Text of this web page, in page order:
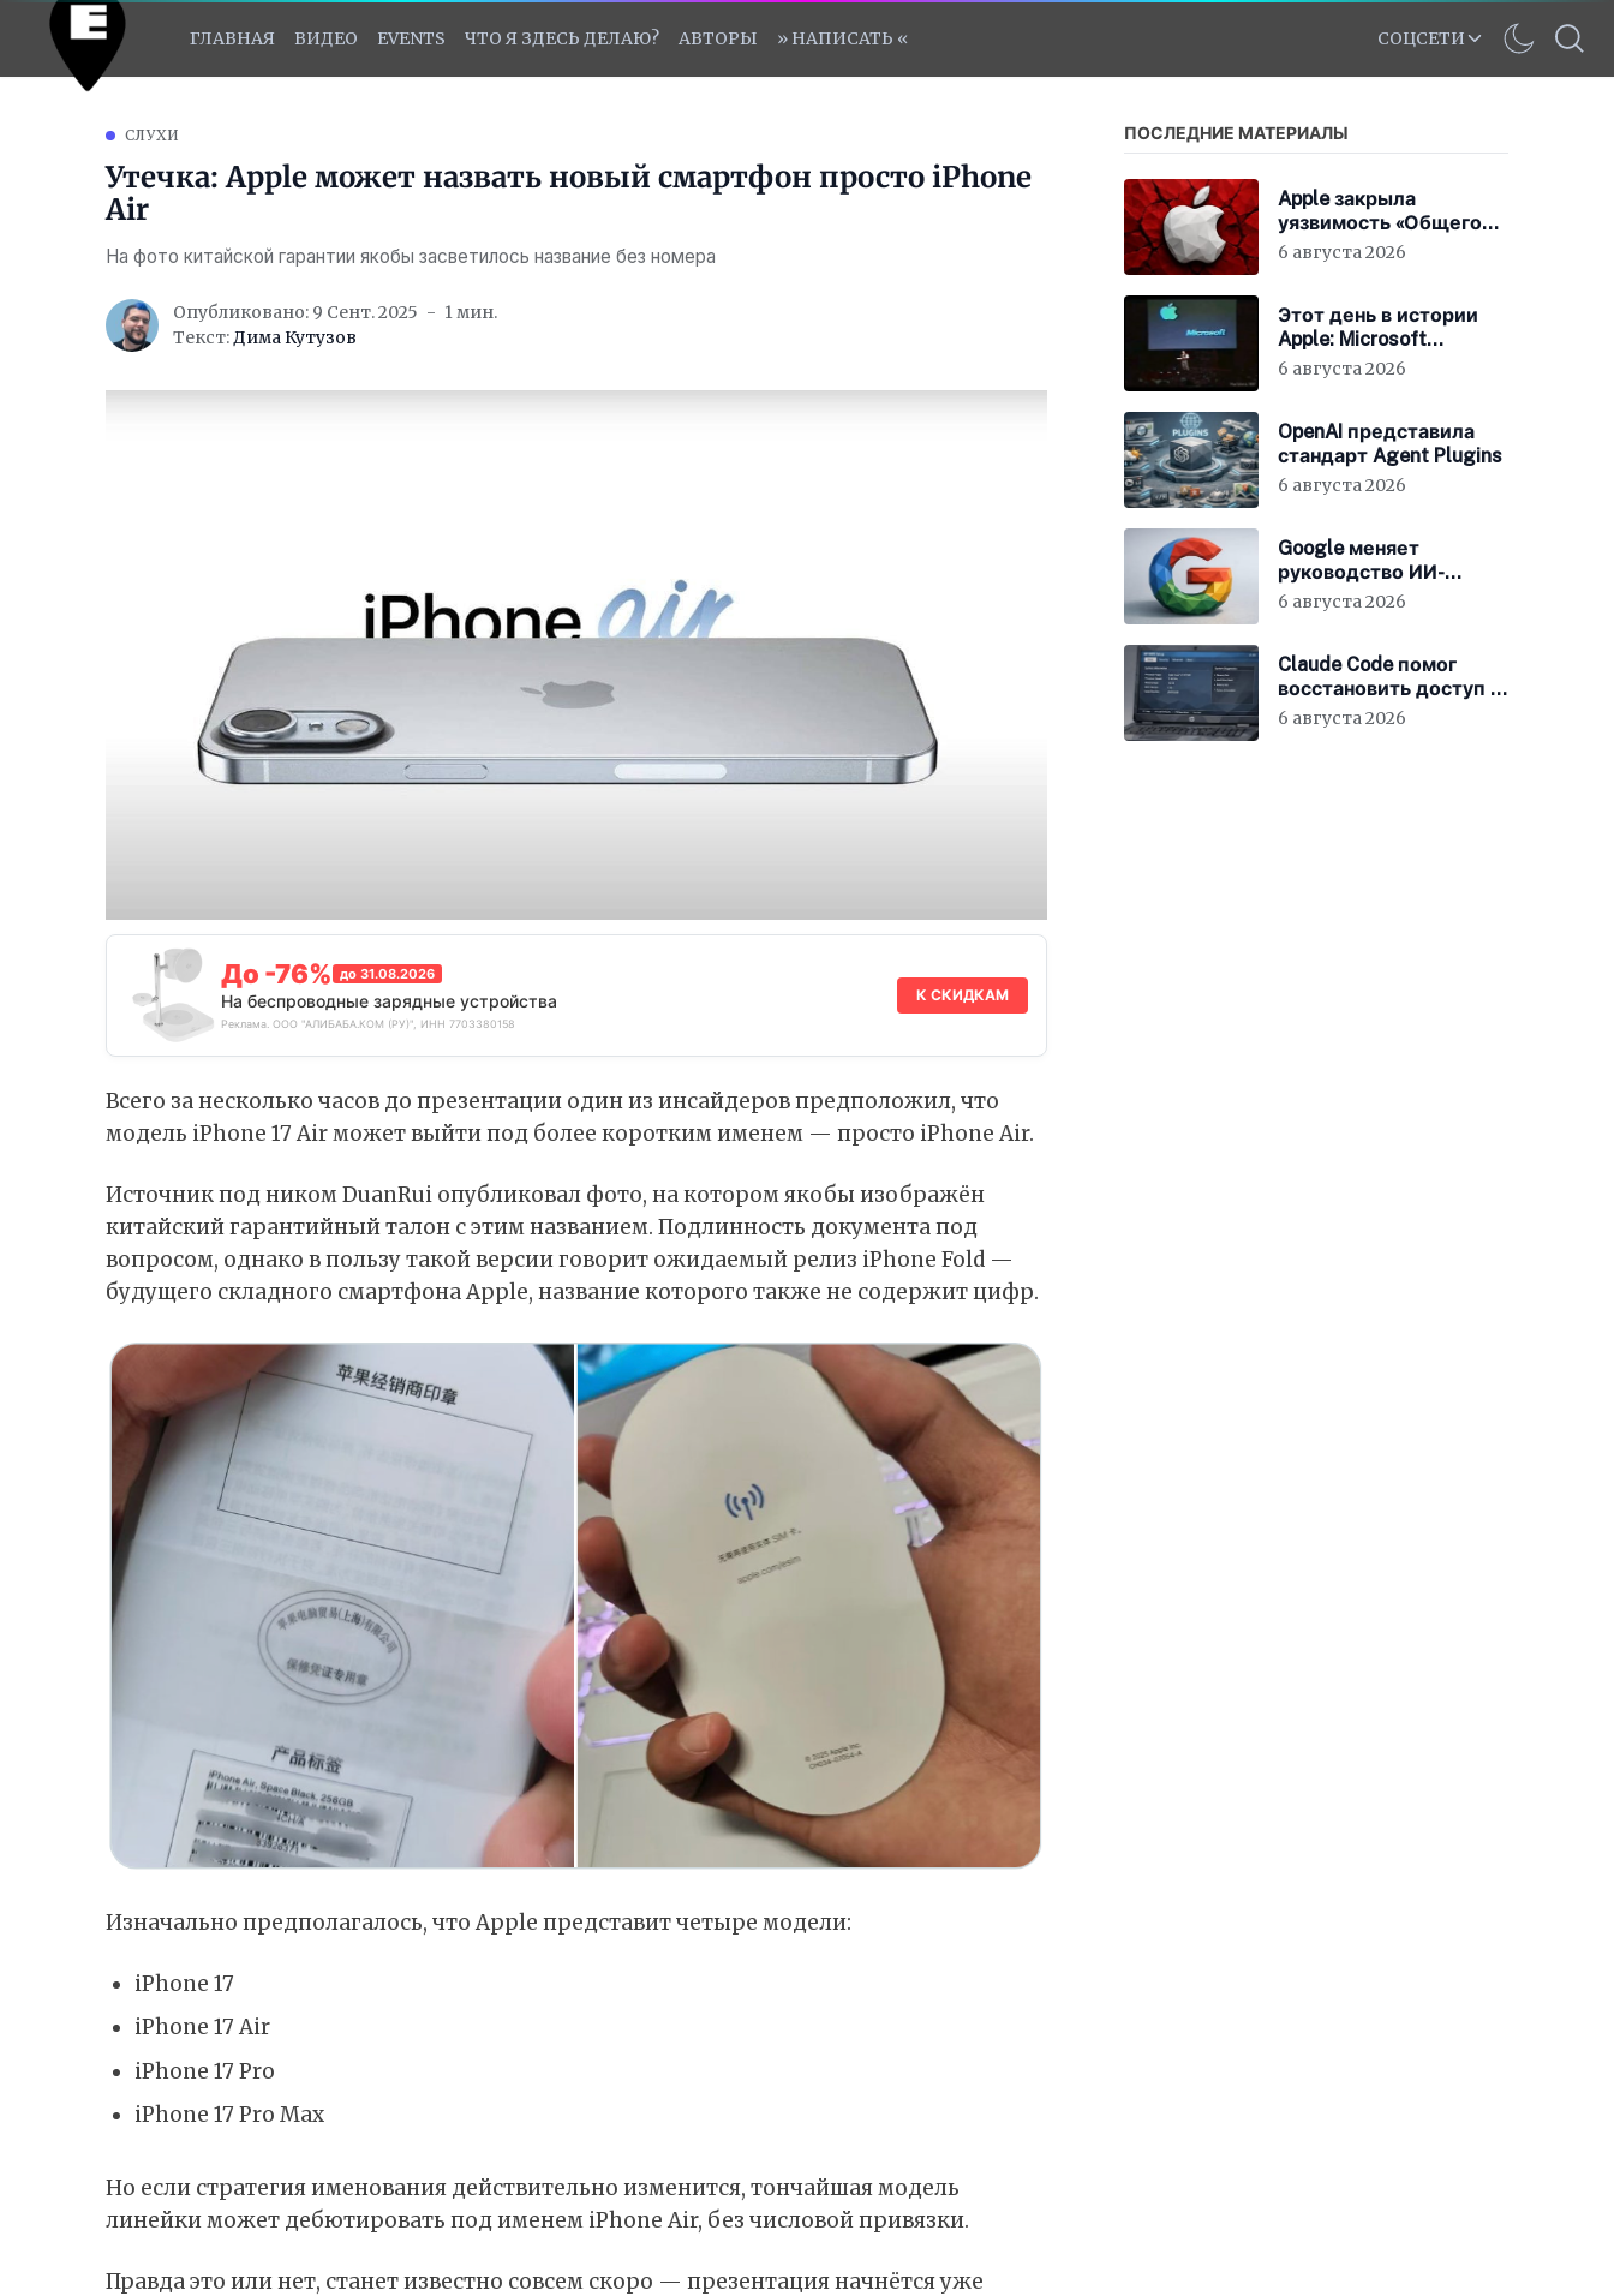
ГЛАВНАЯ ВИДЕО EVENTS ЧТО Я ЗДЕСЬ ДЕЛАЮ? АВТОРЫ » НАПИСАТЬ « СОЦСЕТИ
СЛУХИ
Утечка: Apple может назвать новый смартфон просто iPhone
Air
На фото китайской гарантии якобы засветилось название без номера
Опубликовано: 9 Сент. 2025
1 мин.
Текст:Дима Кутузов
До -76% до 31.08.2026
На беспроводные зарядные устройства
Реклама. ООО "АЛИБАБА.КОМ (РУ)", ИНН 7703380158
К СКИДКАМ
Всего за несколько часов до презентации один из инсайдеров предположил, что
модель iPhone 17 Airможет выйти под более коротким именем — просто iPhone Air.
Источник под ником DuanRui опубликовал фото, на котором якобы изображён
китайский гарантийный талон с этим названием. Подлинность документа под
вопросом, однако в пользу такой версии говорит ожидаемый релиз iPhone Fold —
будущего складного смартфонаApple, название которого также не содержит цифр.
Изначально предполагалось, что Apple представит четыре модели:
iPhone 17
iPhone 17 Air
iPhone 17 Pro
iPhone 17 Pro Max
Но если стратегия именования действительно изменится, тончайшая модель
линейки может дебютировать под именем iPhone Air, без числовой привязки.
Правда это или нет, станет известно совсем скоро — презентация начнётся уже
ПОСЛЕДНИЕ МАТЕРИАЛЫ
Apple закрыла
уязвимость «Общего
экрана» в macOS
6 августа 2026
Этот день в истории
Apple: Microsoft
инвестирует в Apple
6 августа 2026
OpenAI представила
стандарт Agent Plugins
6 августа 2026
Google меняет
руководство ИИ-
направления
6 августа 2026
Claude Code помог
восстановить доступ к
BIOS ноутбука
6 августа 2026